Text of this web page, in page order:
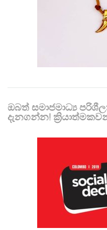
ඔබත් සමාජමාධ්‍ය
දැනගන්න!